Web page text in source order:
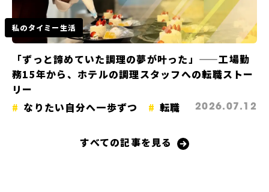
私のタイミー生活
「ずっと諦めていた調理の夢が叶った」——工場勤
務15年から、ホテルの調理スタッフへの転職ストー
リー
なりたい自分へ一歩ずつ
転職 2026.07.12
すべての記事を見る